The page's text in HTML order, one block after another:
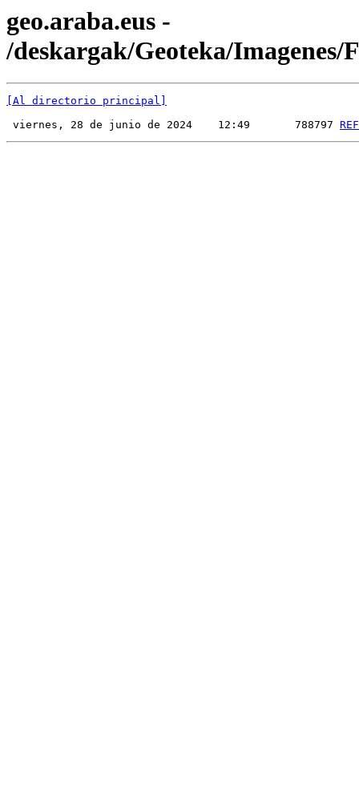
geo.araba.eus -
/deskargak/Geoteka/Imagenes/
[Al directorio principal]
viernes, 28 de junio de 2024    12:49       788797